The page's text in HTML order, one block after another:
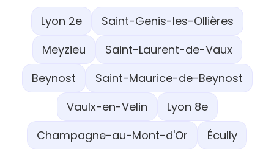
Lyon 2e
Saint-Genis-les-Ollières
Meyzieu
Saint-Laurent-de-Vaux
Beynost
Saint-Maurice-de-Beynost
Vaulx-en-Velin
Lyon 8e
Champagne-au-Mont-d'Or
Écully